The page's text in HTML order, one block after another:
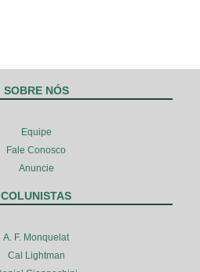
SOBRE NÓS
Equipe
Fale Conosco
Anuncie
COLUNISTAS
A. F. Monquelat
Cal Lightman